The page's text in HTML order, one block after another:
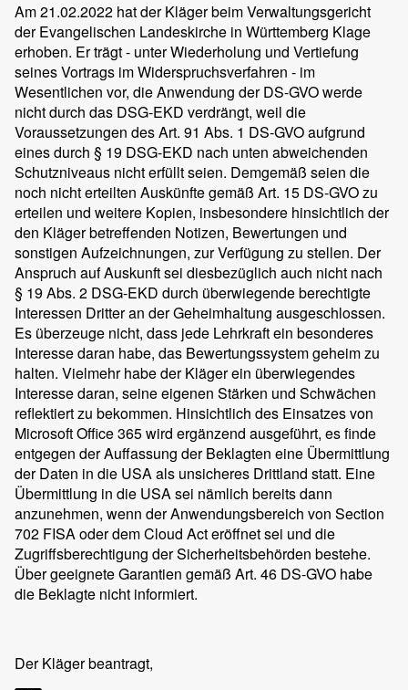
Am 21.02.2022 hat der Kläger beim Verwaltungsgericht
der Evangelischen Landeskirche in Württemberg Klage
erhoben. Er trägt - unter Wiederholung und Vertiefung
seines Vortrags im Widerspruchsverfahren - im
Wesentlichen vor, die Anwendung der DS-GVO werde
nicht durch das DSG-EKD verdrängt, weil die
Voraussetzungen des Art. 91 Abs. 1 DS-GVO aufgrund
eines durch § 19 DSG-EKD nach unten abweichenden
Schutzniveaus nicht erfüllt seien. Demgemäß seien die
noch nicht erteilten Auskünfte gemäß Art. 15 DS-GVO zu
erteilen und weitere Kopien, insbesondere hinsichtlich der
den Kläger betreffenden Notizen, Bewertungen und
sonstigen Aufzeichnungen, zur Verfügung zu stellen. Der
Anspruch auf Auskunft sei diesbezüglich auch nicht nach
§ 19 Abs. 2 DSG-EKD durch überwiegende berechtigte
Interessen Dritter an der Geheimhaltung ausgeschlossen.
Es überzeuge nicht, dass jede Lehrkraft ein besonderes
Interesse daran habe, das Bewertungssystem geheim zu
halten. Vielmehr habe der Kläger ein überwiegendes
Interesse daran, seine eigenen Stärken und Schwächen
reflektiert zu bekommen. Hinsichtlich des Einsatzes von
Microsoft Office 365 wird ergänzend ausgeführt, es finde
entgegen der Auffassung der Beklagten eine Übermittlung
der Daten in die USA als unsicheres Drittland statt. Eine
Übermittlung in die USA sei nämlich bereits dann
anzunehmen, wenn der Anwendungsbereich von Section
702 FISA oder dem Cloud Act eröffnet sei und die
Zugriffsberechtigung der Sicherheitsbehörden bestehe.
Über geeignete Garantien gemäß Art. 46 DS-GVO habe
die Beklagte nicht informiert.
Der Kläger beantragt,